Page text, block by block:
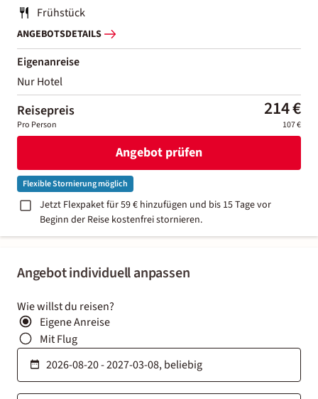
Angebot individuell anpassen
Wie willst du reisen?
Eigene Anreise
Mit Flug
Frühstück
ANGEBOTSDETAILS
Eigenanreise
Nur Hotel
Reisepreis 214 €
Pro Person 107 €
Angebot prüfen
Flexible Stornierung möglich
Jetzt Flexpaket für 59 € hinzufügen und bis 15 Tage vor
Beginn der Reise kostenfrei stornieren.